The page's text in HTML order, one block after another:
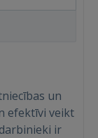
un
efektīvi veikt
ir